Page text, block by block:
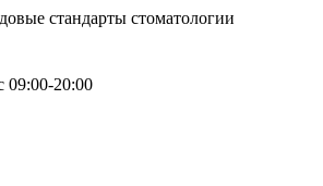
стандарты стоматологии
09:00-20:00